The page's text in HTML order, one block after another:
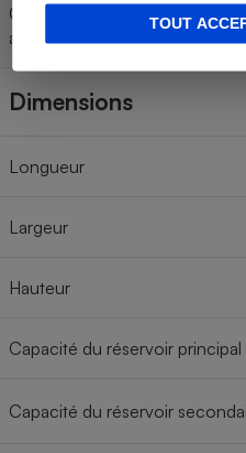
TOUT
Consommation moyenne
annoncée (cycle WLTC)
Dimensions
Longueur
Largeur
Hauteur
Capacité du réservoir principal
Capacité du réservoir